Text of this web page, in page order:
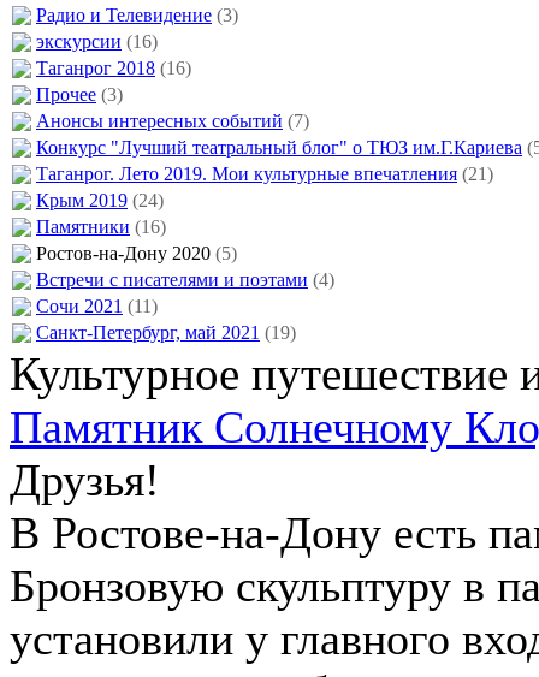
Радио и Телевидение (3)
экскурсии (16)
Таганрог 2018 (16)
Прочее (3)
Анонсы интересных событий (7)
Конкурс "Лучший театральный блог" о ТЮЗ им.Г.Кариева
Таганрог. Лето 2019. Мои культурные впечатления (21)
Крым 2019 (24)
Памятники (16)
Ростов-на-Дону 2020 (5)
Встречи с писателями и поэтами (4)
Сочи 2021 (11)
Санкт-Петербург, май 2021 (19)
Культурное путешествие
Памятник Солнечному
Друзья!
В Ростове-на-Дону есть
Бронзовую скульптуру в
установили у главного